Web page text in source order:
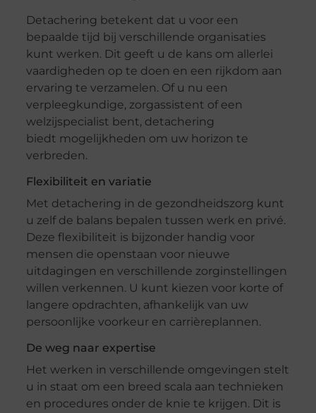
Detachering betekent dat u voor een
bepaalde tijd bij verschillende organisaties
kunt werken. Dit geeft u de kans om allerlei
vaardigheden op te doen en een rijkdom aan
ervaring te verzamelen. Of u nu een
verpleegkundige, zorgassistent of een
welzijspecialist bent, detachering
biedt mogelijkheden om uw horizon te
verbreden.
Flexibiliteit en variatie
Met detachering in de gezondheidszorg kunt
u zelf de balans bepalen tussen werk en privé.
Deze flexibiliteit is bijzonder handig voor
mensen die openstaan voor nieuwe
uitdagingen en verschillende zorginstellingen
willen verkennen. U kunt kiezen voor korte of
langere opdrachten, afhankelijk van uw
persoonlijke voorkeur en carrièreplannen.
De weg naar expertise
Het werken in verschillende omgevingen stelt
u in staat om een breed scala aan technieken
en procedures onder de knie te krijgen. Dit is